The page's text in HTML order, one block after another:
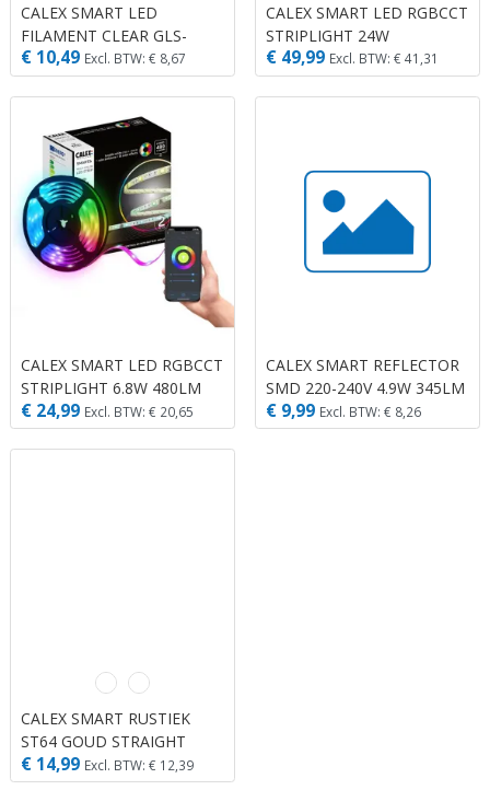
CALEX SMART LED
FILAMENT CLEAR GLS-
LAMP A60 E27 220-240V 7W
806LM 1800-3000K
€ 10,49 Excl. BTW: € 8,67
CALEX SMART LED RGBCCT
STRIPLIGHT 24W
10MTR.INCLUDING DRIVER
€ 49,99 Excl. BTW: € 41,31
CALEX SMART LED RGBCCT
STRIPLIGHT 6.8W 480LM
2MTR. INCLUSIEF DRIVER
€ 24,99 Excl. BTW: € 20,65
CALEX SMART REFLECTOR
SMD 220-240V 4.9W 345LM
RGB + 2200-4000K GU10
DIMBAAR MET APP
€ 9,99 Excl. BTW: € 8,26
CALEX SMART RUSTIEK
ST64 GOUD STRAIGHT
FILAMENT 220-240V 7W
€ 14,99 Excl. BTW: € 12,39